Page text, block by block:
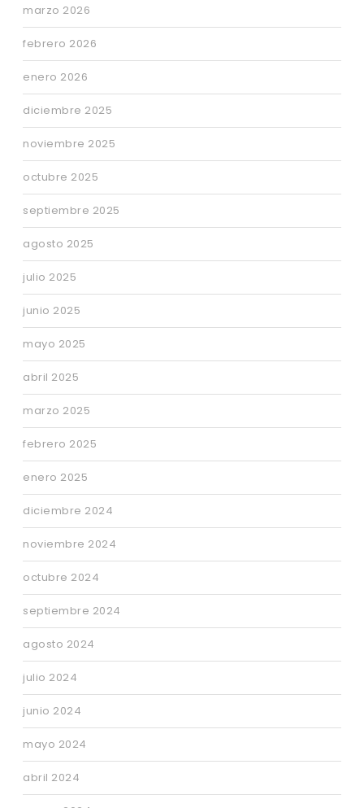
marzo 2026
febrero 2026
enero 2026
diciembre 2025
noviembre 2025
octubre 2025
septiembre 2025
agosto 2025
julio 2025
junio 2025
mayo 2025
abril 2025
marzo 2025
febrero 2025
enero 2025
diciembre 2024
noviembre 2024
octubre 2024
septiembre 2024
agosto 2024
julio 2024
junio 2024
mayo 2024
abril 2024